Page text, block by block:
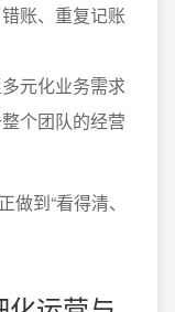
账、重复记账
元化业务需求
个团队的经营
到“看得清、